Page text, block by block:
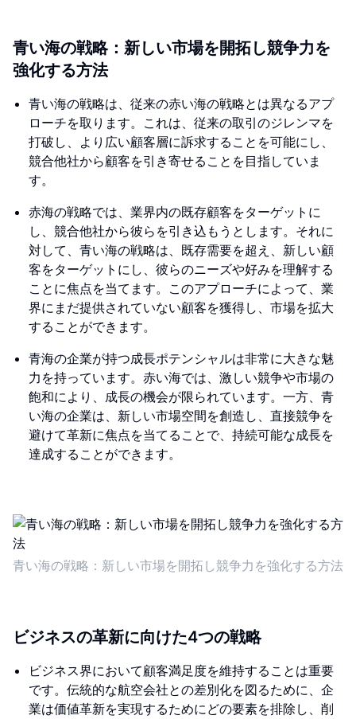
青い海の戦略：新しい市場を開拓し競争力を
強化する方法
青い海の戦略は、従来の赤い海の戦略とは異なるアプ
ローチを取ります。これは、従来の取引のジレンマを
打破し、より広い顧客層に訴求することを可能にし、
競合他社から顧客を引き寄せることを目指していま
す。
赤海の戦略では、業界内の既存顧客をターゲットに
し、競合他社から彼らを引き込もうとします。それに
対して、青い海の戦略は、既存需要を超え、新しい顧
客をターゲットにし、彼らのニーズや好みを理解する
ことに焦点を当てます。このアプローチによって、業
界にまだ提供されていない顧客を獲得し、市場を拡大
することができます。
青海の企業が持つ成長ポテンシャルは非常に大きな魅
力を持っています。赤い海では、激しい競争や市場の
飽和により、成長の機会が限られています。一方、青
い海の企業は、新しい市場空間を創造し、直接競争を
避けて革新に焦点を当てることで、持続可能な成長を
達成することができます。
青い海の戦略：新しい市場を開拓し競争力を強化する方法
ビジネスの革新に向けた4つの戦略
ビジネス界において顧客満足度を維持することは重要
です。伝統的な航空会社との差別化を図るために、企
業は価値革新を実現するためにどの要素を排除し、削